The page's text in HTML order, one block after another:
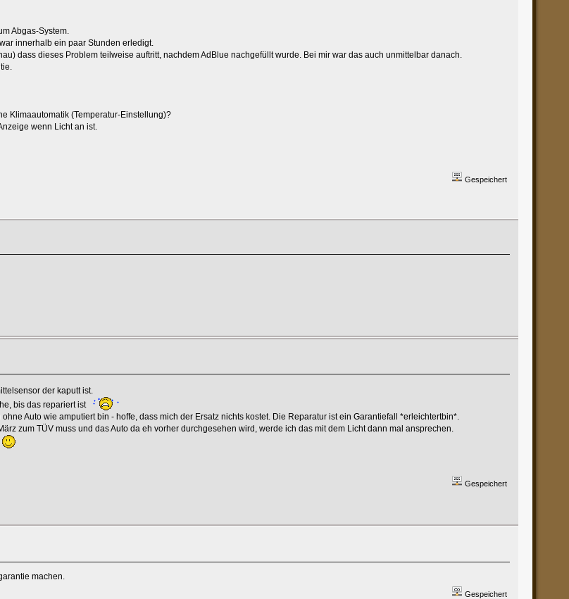
Abgas-System.
innerhalb ein paar Stunden erledigt.
dass dieses Problem teilweise auftritt, nachdem AdBlue nachgefüllt wurde. Bei mir war das auch unmittelbar danach.
Klimaautomatik (Temperatur-Einstellung)?
wenn Licht an ist.
Gespeichert
der kaputt ist.
bis das repariert ist
Auto wie amputiert bin - hoffe, dass mich der Ersatz nichts kostet. Die Reparatur ist ein Garantiefall *erleichtertbin*.
zum TÜV muss und das Auto da eh vorher durchgesehen wird, werde ich das mit dem Licht dann mal ansprechen.
Gespeichert
machen.
Gespeichert